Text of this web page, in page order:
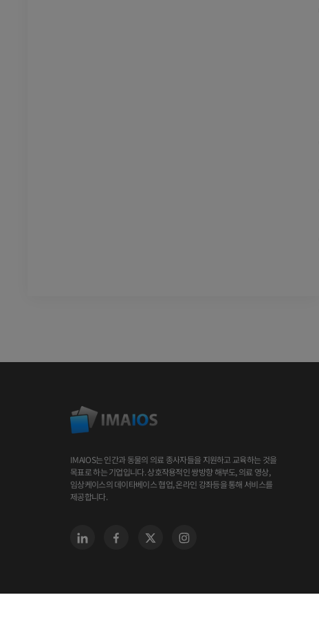
IMAIOS는 인간과 동물의 의료 종사자들을 지원하고 교육하는 것을
목표로 하는 기업입니다. 상호작용적인 쌍방향 해부도, 의료 영상,
임상케이스의 데이타베이스 협업, 온라인 강좌등을 통해 서비스를
제공합니다.